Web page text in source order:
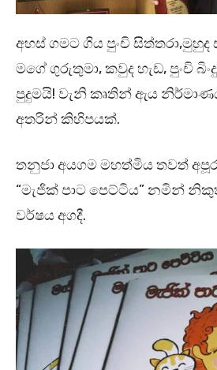
අහස් ගමට ගිය පුංචි
මගේ ගුරුතුමා, කවුද හැඩ, පුංචි
පුදුමයි! වැනි කෘතින් ඇය
අතරින් කිහිපයක්.
තනුජා අයගම මහත්මිය තවත්
“මැජික් පාට පෙට්ටිය” නමින්
වර්ෂය අගදී.